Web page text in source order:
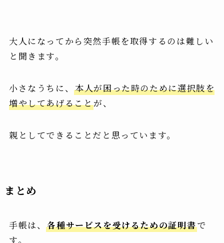
大人になってから突然手帳を取得するのは難しい
と聞きます。
小さなうちに、本人が困った時のために選択肢を
増やしてあげることが、
親としてできることだと思っています。
まとめ
手帳は、各種サービスを受けるための証明書で
す。